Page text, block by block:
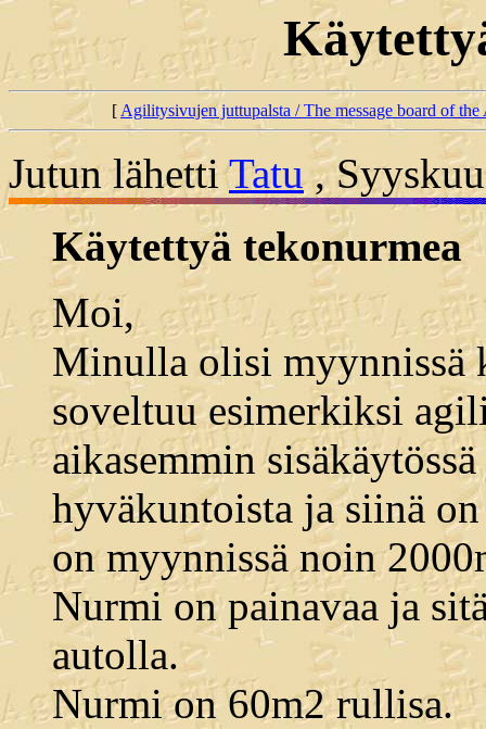
[Agilitysivujen juttupalsta / The message board of
Jutun lähettiTatu,
Käytettyä tekonurmea
Moi,
Minulla olisi myynnissä
soveltuu esimerkiksi
aikasemmin
hyväkuntoista ja siinä
on myynnissä noin
Nurmi on painavaa ja
autolla.
Nurmi on 60m2 rullisa.